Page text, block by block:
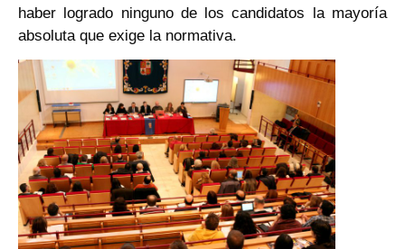
haber logrado ninguno de los candidatos la mayoría
absoluta que exige la normativa.